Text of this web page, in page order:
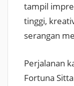
tampil
tinggi,
serangan
Perjalanan
Fortuna